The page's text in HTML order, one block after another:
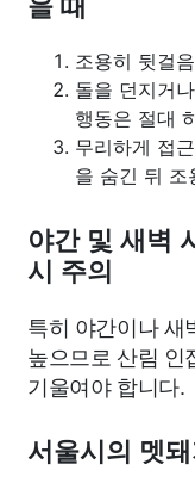
을 때
조용히 뒷걸
돌을 던지거
행동은 절대
무리하게 접
을 숨긴 뒤 조
야간 및 새벽
시 주의
특히 야간이나 새
높으므로 산림 인
기울여야 합니다.
서울시의 멧